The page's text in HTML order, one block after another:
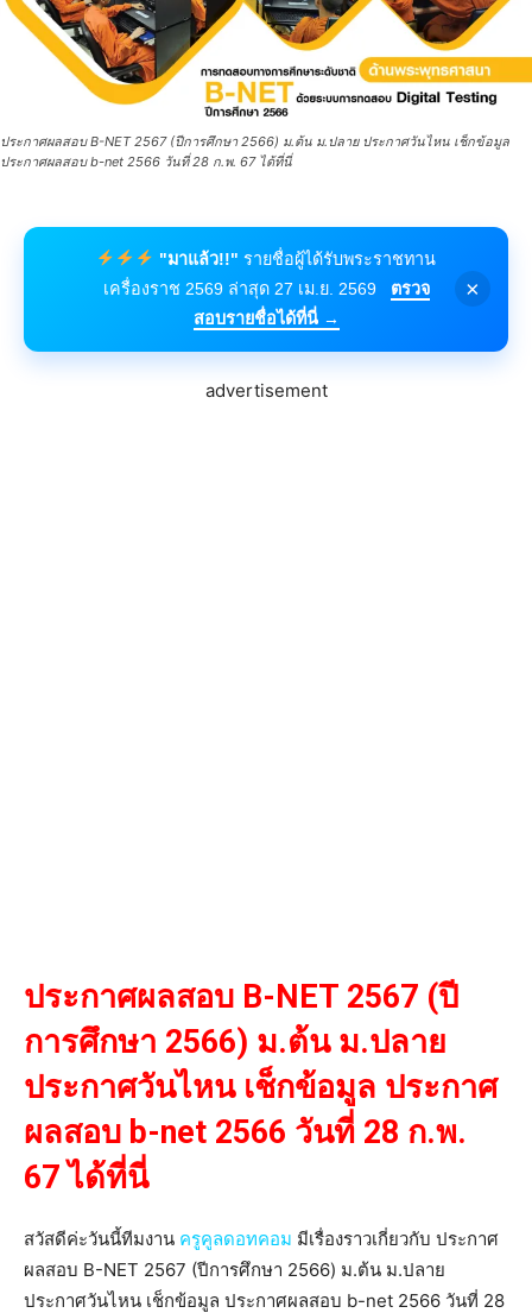
ประกาศผลสอบ B-NET 2567 (ปีการศึกษา 2566) ม.ต้น ม.ปลาย ประกาศวันไหน เช็กข้อมูล
ประกาศผลสอบ b-net 2566 วันที่ 28 ก.พ. 67 ได้ที่นี่
"มาแล้ว!!" รายชื่อผู้ได้รับพระราชทาน
เครื่องราช 2569 ล่าสุด 27 เม.ย. 2569
ตรวจ
สอบรายชื่อได้ที่นี่ →
×
advertisement
ประกาศผลสอบ B-NET 2567 (ปี
การศึกษา 2566) ม.ต้น ม.ปลาย
ประกาศวันไหน เช็กข้อมูล ประกาศ
ผลสอบ b-net 2566 วันที่ 28 ก.พ.
67 ได้ที่นี่
สวัสดีค่ะวันนี้ทีมงาน ครูคูลดอทคอม มีเรื่องราวเกี่ยวกับ ประกาศ
ผลสอบ B-NET 2567 (ปีการศึกษา 2566) ม.ต้น ม.ปลาย
ประกาศวันไหน เช็กข้อมูล ประกาศผลสอบ b-net 2566 วันที่ 28